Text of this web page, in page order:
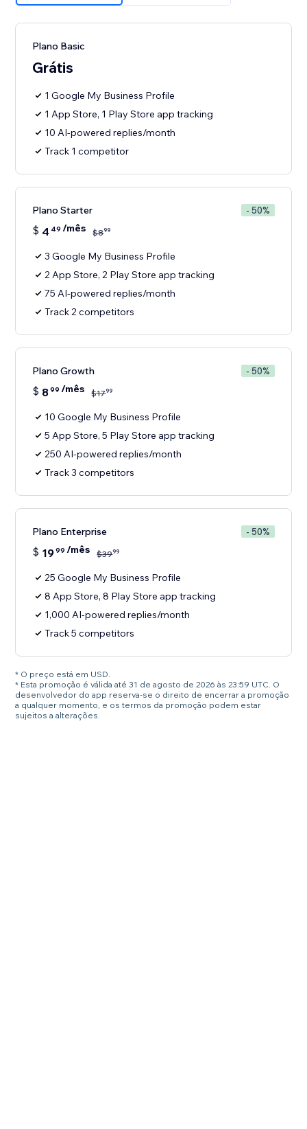
Plano Basic
Grátis
1 Google My Business Profile
1 App Store, 1 Play Store app tracking
10 AI-powered replies/month
Track 1 competitor
Plano Starter - 50%
$ 4 49 /mês $899
3 Google My Business Profile
2 App Store, 2 Play Store app tracking
75 AI-powered replies/month
Track 2 competitors
Plano Growth - 50%
$ 899 /mês $1799
10 Google My Business Profile
5 App Store, 5 Play Store app tracking
250 AI-powered replies/month
Track 3 competitors
Plano Enterprise - 50%
$ 1999 /mês $3999
25 Google My Business Profile
8 App Store, 8 Play Store app tracking
1,000 AI-powered replies/month
Track 5 competitors
* O preço está em USD.
* Esta promoção é válida até 31 de agosto de 2026 às 23:59 UTC. O
desenvolvedor do app reserva-se o direito de encerrar a promoção
a qualquer momento, e os termos da promoção podem estar
sujeitos a alterações.